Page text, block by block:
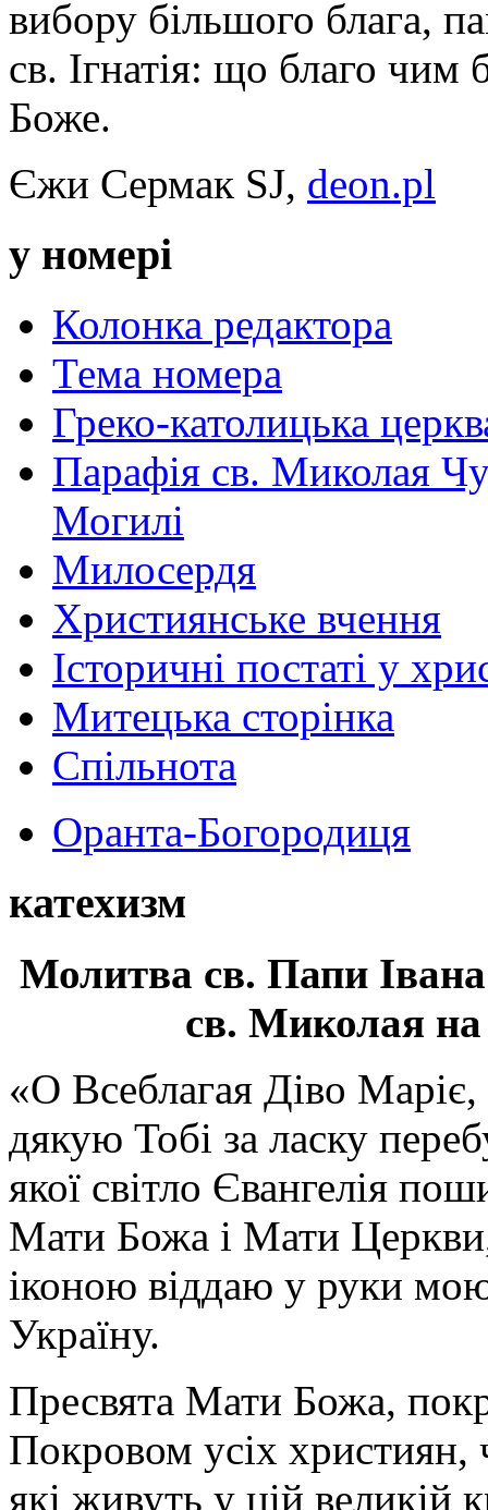
вибору більшого блага,
св. Ігнатія: що благо чим
Боже.
Єжи Сермак SJ, deon.pl
у номері
Колонка редактора
Тема номера
Греко-католицька
Парафія св. Миколая
Могилі
Милосердя
Християнське вчення
Історичні постаті у
Митецька сторінка
Спільнота
Оранта-Богородиця
катехизм
Молитва св. Папи
св. Миколая на
«О Всеблагая Діво
дякую Тобі за ласку
якої світло Євангелія
Мати Божа і Мати
іконою віддаю у руки
Україну.
Пресвята Мати Божа,
Покровом усіх християн,
які живуть у цій великій